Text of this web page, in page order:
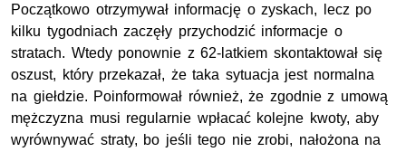
Początkowo otrzymywał informację o zyskach, lecz po
kilku tygodniach zaczęły przychodzić informacje o
stratach. Wtedy ponownie z 62-latkiem skontaktował się
oszust, który przekazał, że taka sytuacja jest normalna
na giełdzie. Poinformował również, że zgodnie z umową
mężczyzna musi regularnie wpłacać kolejne kwoty, aby
wyrównywać straty, bo jeśli tego nie zrobi, nałożona na